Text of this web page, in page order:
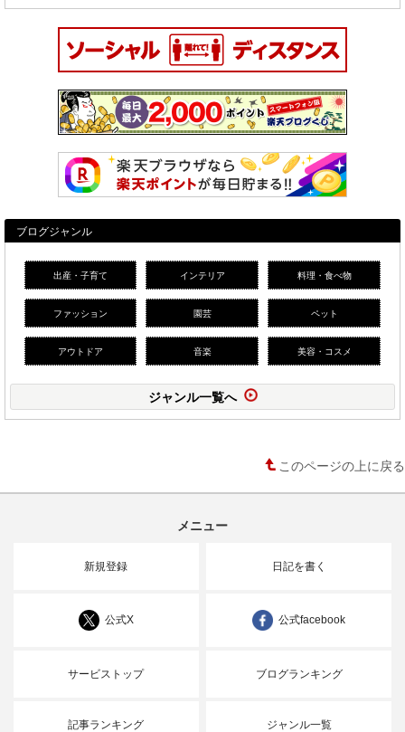
ブログジャンル
出産・子育て インテリア 料理・食べ物
ファッション 園芸 ペット
アウトドア 音楽 美容・コスメ
ジャンル一覧へ
このページの上に戻る
メニュー
新規登録 日記を書く
公式X 公式facebook
サービストップ ブログランキング
記事ランキング ジャンル一覧